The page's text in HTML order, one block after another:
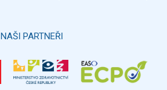
NAŠI PARTNEŘI